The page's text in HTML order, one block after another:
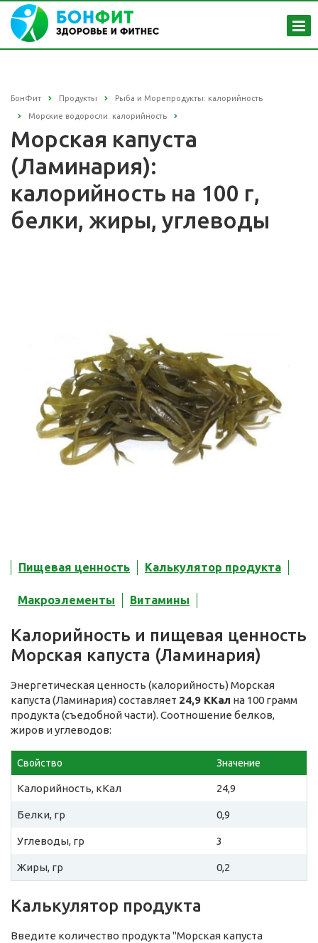
БонФит Продукты Рыба и Морепродукты: калорийность
Морские водоросли: калорийность
Морская капуста
(Ламинария):
калорийность на 100 г,
белки, жиры, углеводы
Пищевая ценность Калькулятор продукта
Макроэлементы Витамины
Калорийность и пищевая ценность
Морская капуста (Ламинария)
Энергетическая ценность (калорийность) Морская
капуста (Ламинария) составляет 24,9 ККал на 100 грамм
продукта (съедобной части). Соотношение белков,
жиров и углеводов:
Свойство Значение
Калорийность, кКал 24,9
Белки, гр 0,9
Углеводы, гр 3
Жиры, гр 0,2
Калькулятор продукта
Введите количество продукта "Морская капуста